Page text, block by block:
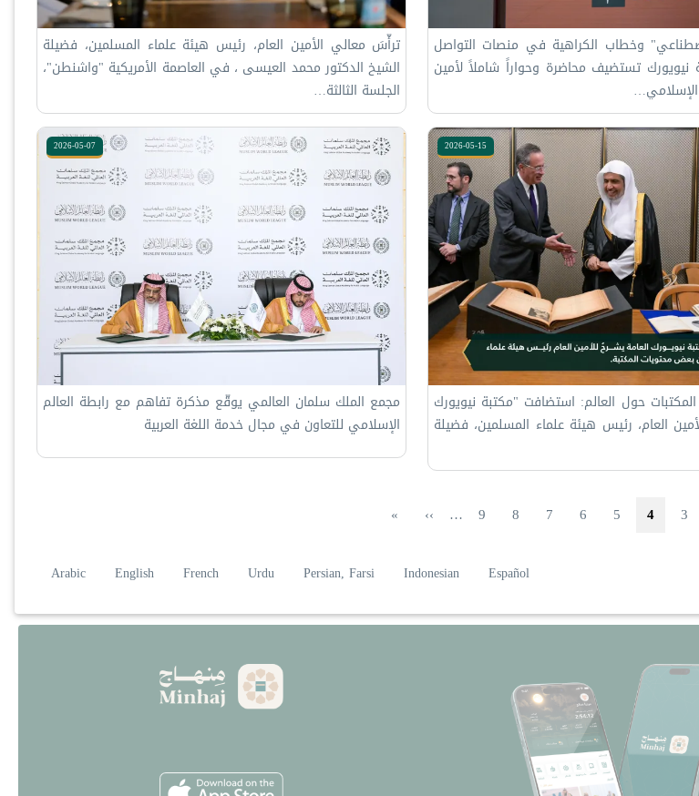
وخطاب الكراهية في منصات التواصل
نيويورك تستضيف محاضرة وحواراً شاملاً لأمين
الإسلامي…
ترأّسَ معالي الأمين العام، رئيس هيئة علماء المسلمين، فضيلة
الشيخ الدكتور ⁧‫محمد العيسى‬⁩ ‬⁩، في العاصمة الأمريكية "واشنطن"،
الجلسة الثالثة…
2026-05-15
حول العالم: ‏استضافت "مكتبة نيويورك
العام، رئيس هيئة علماء المسلمين، فضيلة
2026-05-07
مجمع الملك سلمان العالمي يوقّع مذكرة تفاهم مع رابطة العالم
الإسلامي للتعاون في مجال خدمة اللغة العربية
الصفحة
3 الصفحة الحاليّة
4 الصفحة
5 الصفحة
6 الصفحة
7 الصفحة
8 الصفحة
9
… الصفحة التالية
›› الصفحة الأخيرة
»
Arabic English French Urdu Persian, Farsi Indonesian Español